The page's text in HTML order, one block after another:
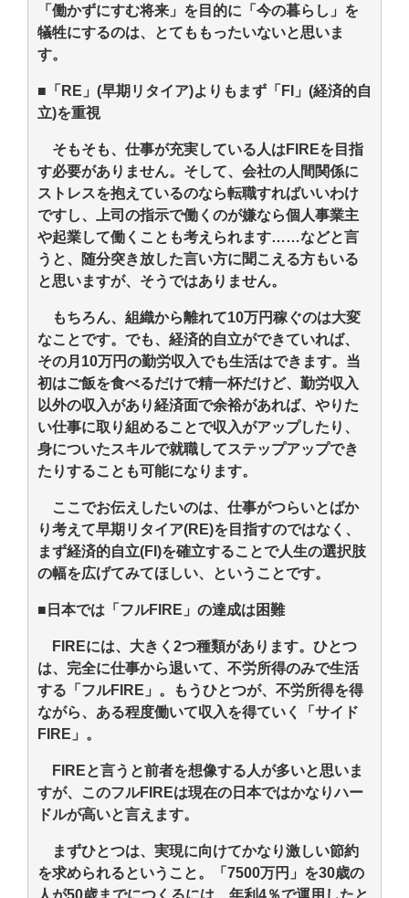
「働かずにすむ将来」を目的に「今の暮らし」を
犠牲にするのは、とてももったいないと思いま
す。
■「RE」(早期リタイア)よりもまず「FI」(経済的自
立)を重視
そもそも、仕事が充実している人はFIREを目指
す必要がありません。そして、会社の人間関係に
ストレスを抱えているのなら転職すればいいわけ
ですし、上司の指示で働くのが嫌なら個人事業主
や起業して働くことも考えられます……などと言
うと、随分突き放した言い方に聞こえる方もいる
と思いますが、そうではありません。
もちろん、組織から離れて10万円稼ぐのは大変
なことです。でも、経済的自立ができていれば、
その月10万円の勤労収入でも生活はできます。当
初はご飯を食べるだけで精一杯だけど、勤労収入
以外の収入があり経済面で余裕があれば、やりた
い仕事に取り組めることで収入がアップしたり、
身についたスキルで就職してステップアップでき
たりすることも可能になります。
ここでお伝えしたいのは、仕事がつらいとばか
り考えて早期リタイア(RE)を目指すのではなく、
まず経済的自立(FI)を確立することで人生の選択肢
の幅を広げてみてほしい、ということです。
■日本では「フルFIRE」の達成は困難
FIREには、大きく2つ種類があります。ひとつ
は、完全に仕事から退いて、不労所得のみで生活
する「フルFIRE」。もうひとつが、不労所得を得
ながら、ある程度働いて収入を得ていく「サイド
FIRE」。
FIREと言うと前者を想像する人が多いと思いま
すが、このフルFIREは現在の日本ではかなりハー
ドルが高いと言えます。
まずひとつは、実現に向けてかなり激しい節約
を求められるということ。「7500万円」を30歳の
人が50歳までにつくるには、年利4％で運用したと